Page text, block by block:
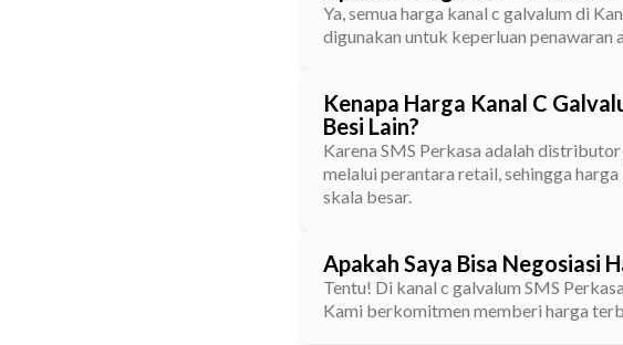
Ya, semua harga kanal c galvalum di
digunakan untuk keperluan penawaran
Kenapa Harga Kanal C
Besi Lain?
Karena SMS Perkasa adalah
melalui perantara retail, sehingga
skala besar.
Apakah Saya Bisa Negosiasi
Tentu! Di kanal c galvalum SMS
Kami berkomitmen memberi harga